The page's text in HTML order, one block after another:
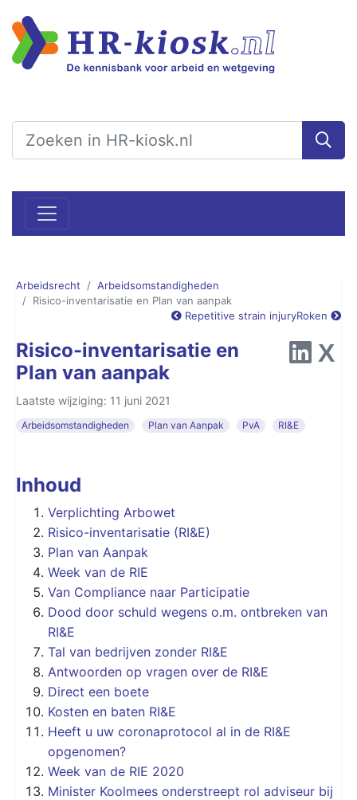
Arbeidsrecht
Arbeidsomstandigheden
Risico-inventarisatie en Plan van aanpak
Repetitive strain injuryRoken
Risico-inventarisatie en
Plan van aanpak
Laatste wijziging: 11 juni 2021
Arbeidsomstandigheden Plan van Aanpak PvA RI&E
Inhoud
Verplichting Arbowet
Risico-inventarisatie (RI&E)
Plan van Aanpak
Week van de RIE
Van Compliance naar Participatie
Dood door schuld wegens o.m. ontbreken van
RI&E
Tal van bedrijven zonder RI&E
Antwoorden op vragen over de RI&E
Direct een boete
Kosten en baten RI&E
Heeft u uw coronaprotocol al in de RI&E
opgenomen?
Week van de RIE 2020
Minister Koolmees onderstreept rol adviseur bij